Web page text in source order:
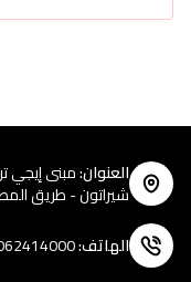
العنوان:مبنى إيجي
شيراتون - طريق
الهاتف: